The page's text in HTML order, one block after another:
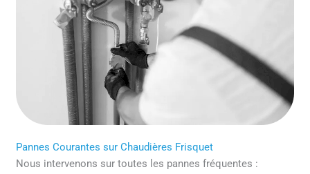
Pannes Courantes sur Chaudières Frisquet
Nous intervenons sur toutes les pannes fréquentes :